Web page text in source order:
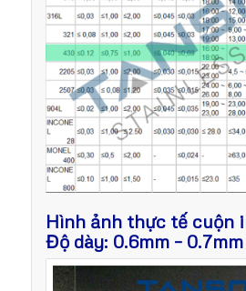
Hình ảnh thực tế cuộn
Độ dày: 0.6mm –